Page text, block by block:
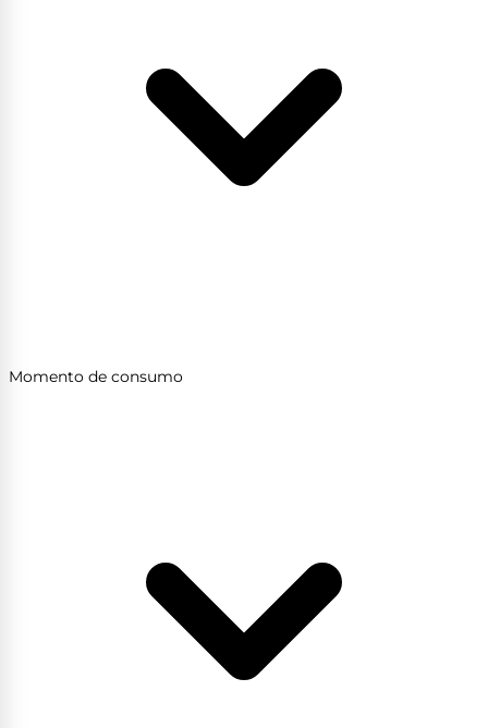
Momento de consumo